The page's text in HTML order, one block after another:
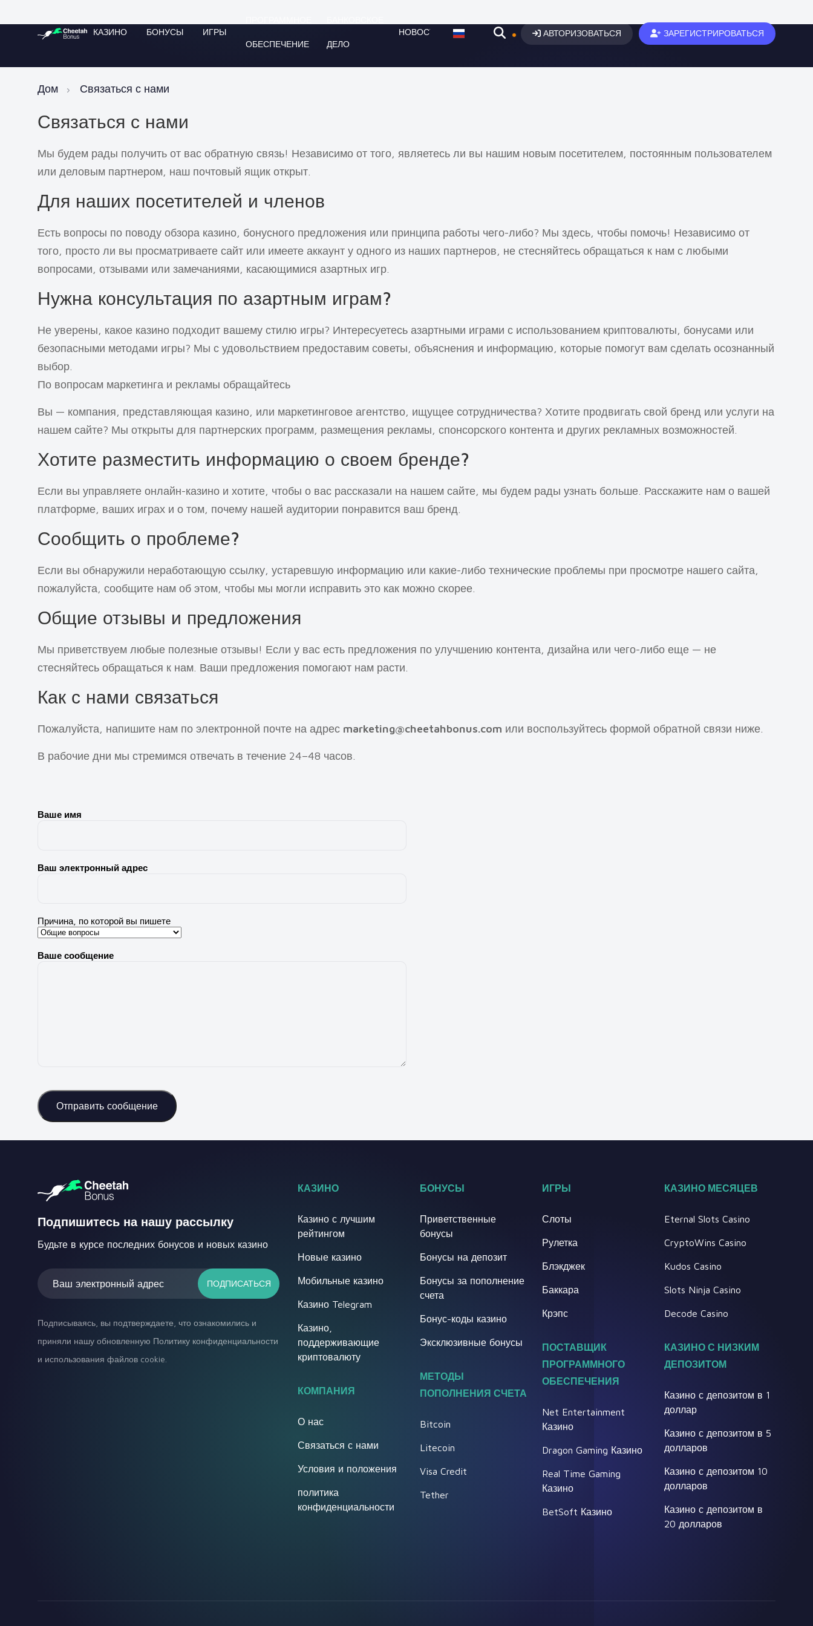
КАЗИНО БОНУСЫ ИГРЫ
ОБЕСПЕЧЕНИЕ ДЕЛО
НОВОСТИ АВТОРИЗОВАТЬСЯ ЗАРЕГИСТРИРОВАТЬСЯ
Дом Связаться с нами
Связаться с нами
Мы будем рады получить от вас обратную связь! Независимо от того, являетесь ли вы нашим новым посетителем, постоянным пользователем
или деловым партнером, наш почтовый ящик открыт.
Для наших посетителей и членов
Есть вопросы по поводу обзора казино, бонусного предложения или принципа работы чего-либо? Мы здесь, чтобы помочь! Независимо от
того, просто ли вы просматриваете сайт или имеете аккаунт у одного из наших партнеров, не стесняйтесь обращаться к нам с любыми
вопросами, отзывами или замечаниями, касающимися азартных игр.
Нужна консультация по азартным играм?
Не уверены, какое казино подходит вашему стилю игры? Интересуетесь азартными играми с использованием криптовалюты, бонусами или
безопасными методами игры? Мы с удовольствием предоставим советы, объяснения и информацию, которые помогут вам сделать осознанный
выбор.
По вопросам маркетинга и рекламы обращайтесь
Вы — компания, представляющая казино, или маркетинговое агентство, ищущее сотрудничества? Хотите продвигать свой бренд или услуги на
нашем сайте? Мы открыты для партнерских программ, размещения рекламы, спонсорского контента и других рекламных возможностей.
Хотите разместить информацию о своем бренде?
Если вы управляете онлайн-казино и хотите, чтобы о вас рассказали на нашем сайте, мы будем рады узнать больше. Расскажите нам о вашей
платформе, ваших играх и о том, почему нашей аудитории понравится ваш бренд.
Сообщить о проблеме?
Если вы обнаружили неработающую ссылку, устаревшую информацию или какие-либо технические проблемы при просмотре нашего сайта,
пожалуйста, сообщите нам об этом, чтобы мы могли исправить это как можно скорее.
Общие отзывы и предложения
Мы приветствуем любые полезные отзывы! Если у вас есть предложения по улучшению контента, дизайна или чего-либо еще — не
стесняйтесь обращаться к нам. Ваши предложения помогают нам расти.
Как с нами связаться
Пожалуйста, напишите нам по электронной почте на адрес marketing@cheetahbonus.com или воспользуйтесь формой обратной связи ниже.
В рабочие дни мы стремимся отвечать в течение 24–48 часов.
Ваше имя
Ваш электронный адрес
Причина, по которой вы пишете
Ваше сообщение
Отправить сообщение
Подпишитесь на нашу рассылку
Будьте в курсе последних бонусов и новых казино
ПОДПИСАТЬСЯ
Подписываясь, вы подтверждаете, что ознакомились и
приняли нашу обновленную Политику конфиденциальности
и использования файлов cookie.
КАЗИНО
Казино с лучшим
рейтингом
Новые казино
Мобильные казино
Казино Telegram
Казино,
поддерживающие
криптовалюту
КОМПАНИЯ
О нас
Связаться с нами
Условия и положения
политика
конфиденциальности
БОНУСЫ
Приветственные
бонусы
Бонусы на депозит
Бонусы за пополнение
счета
Бонус-коды казино
Эксклюзивные бонусы
МЕТОДЫ
ПОПОЛНЕНИЯ СЧЕТА
Bitcoin
Litecoin
Visa Credit
Tether
ИГРЫ
Слоты
Рулетка
Блэкджек
Баккара
Крэпс
ПОСТАВЩИК
ПРОГРАММНОГО
ОБЕСПЕЧЕНИЯ
Net Entertainment
Казино
Dragon Gaming Казино
Real Time Gaming
Казино
BetSoft Казино
КАЗИНО МЕСЯЦЕВ
Eternal Slots Casino
CryptoWins Casino
Kudos Casino
Slots Ninja Casino
Decode Casino
КАЗИНО С НИЗКИМ
ДЕПОЗИТОМ
Казино с депозитом в 1
доллар
Казино с депозитом в 5
долларов
Казино с депозитом 10
долларов
Казино с депозитом в
20 долларов